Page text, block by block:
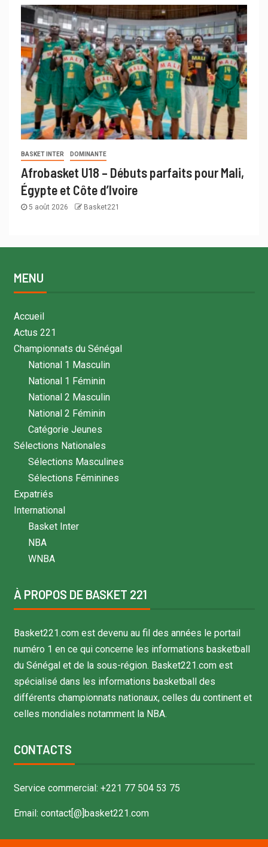
BASKET INTER DOMINANTE
Afrobasket U18 – Débuts parfaits pour Mali,
Égypte et Côte d’Ivoire
5 août 2026 Basket221
MENU
Accueil
Actus 221
Championnats du Sénégal
National 1 Masculin
National 1 Féminin
National 2 Masculin
National 2 Féminin
Catégorie Jeunes
Sélections Nationales
Sélections Masculines
Sélections Féminines
Expatriés
International
Basket Inter
NBA
WNBA
À PROPOS DE BASKET 221
Basket221.com est devenu au fil des années le portail
numéro 1 en ce qui concerne les informations basketball
du Sénégal et de la sous-région. Basket221.com est
spécialisé dans les informations basketball des
différents championnats nationaux, celles du continent et
celles mondiales notamment la NBA.
CONTACTS
Service commercial: +221 77 504 53 75
Email: contact[@]basket221.com